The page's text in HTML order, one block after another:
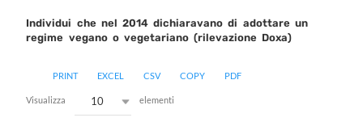
Individui che nel 2014 dichiaravano di adottare un
regime vegano o vegetariano (rilevazione Doxa)
PRINT EXCEL CSV COPY PDF
Visualizza 10 elementi